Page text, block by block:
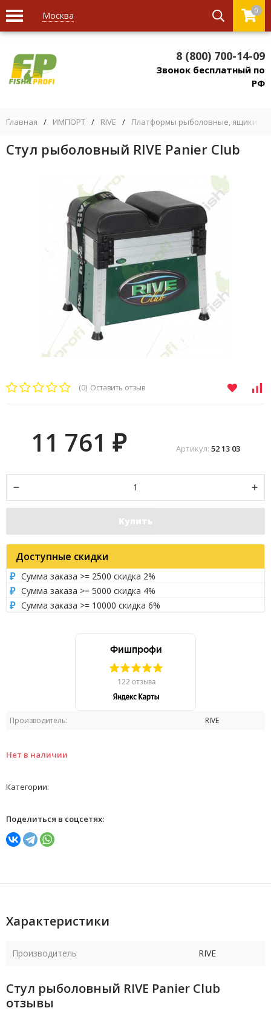
Москва 0
8 (800) 700-14-09
Звонок бесплатный по
РФ
Главная / ИМПОРТ / RIVE / Платформы рыболовные, ящики,
Стул рыболовный RIVE Panier Club
(0) Оставить отзыв
Производитель: RIVE
Нет в наличии
Артикул:52 13 03
11 761 ₽
Купить
Доступные скидки
Сумма заказа >= 2500 скидка 2%
Сумма заказа >= 5000 скидка 4%
Сумма заказа >= 10000 скидка 6%
Категории:
Поделиться в соцсетях:
Характеристики
Производитель RIVE
Стул рыболовный RIVE Panier Club
отзывы